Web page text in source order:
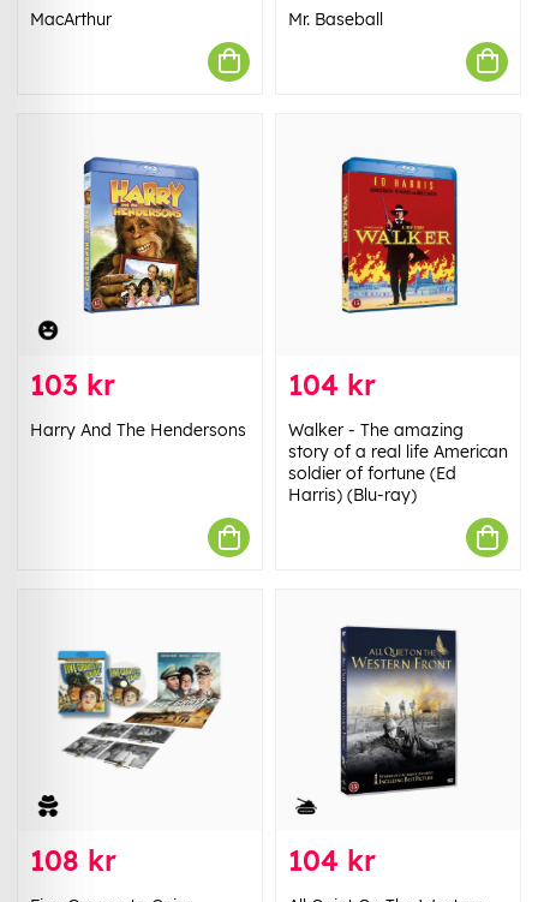
MacArthur Mr. Baseball
103 kr
Harry And The Hendersons
104 kr
Walker - The amazing
story of a real life American
soldier of fortune (Ed
Harris) (Blu-ray)
108 kr 104 kr